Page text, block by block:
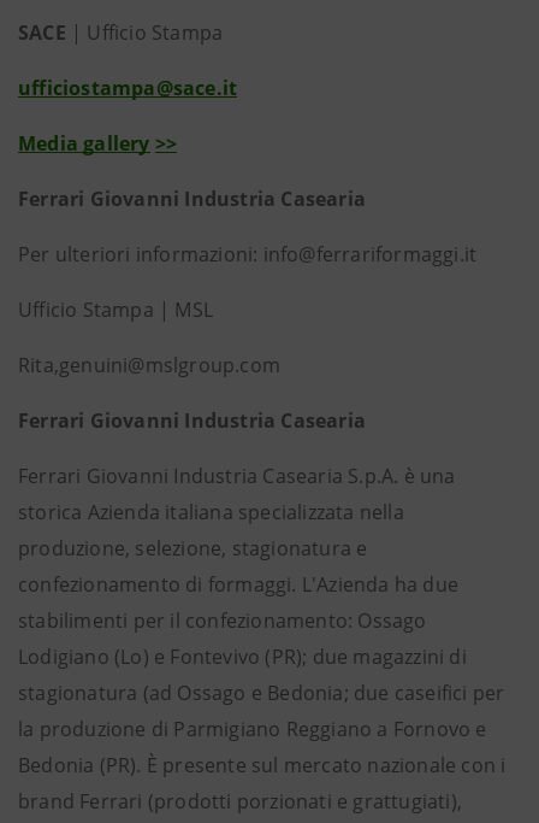
SACE | Ufficio Stampa
ufficiostampa@sace.it
Media gallery >>
Ferrari Giovanni Industria Casearia
Per ulteriori informazioni: info@ferrariformaggi.it
Ufficio Stampa | MSL
Rita,genuini@mslgroup.com
Ferrari Giovanni Industria Casearia
Ferrari Giovanni Industria Casearia S.p.A. è una
storica Azienda italiana specializzata nella
produzione, selezione, stagionatura e
confezionamento di formaggi. L'Azienda ha due
stabilimenti per il confezionamento: Ossago
Lodigiano (Lo) e Fontevivo (PR); due magazzini di
stagionatura (ad Ossago e Bedonia; due caseifici per
la produzione di Parmigiano Reggiano a Fornovo e
Bedonia (PR). È presente sul mercato nazionale con i
brand Ferrari (prodotti porzionati e grattugiati),